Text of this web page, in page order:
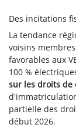
Des incitations
La tendance
voisins
favorables aux
100 %
sur les droits de
partielle des
début 2026.